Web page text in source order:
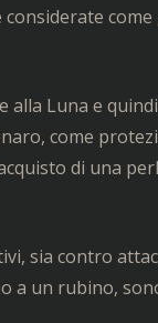
alla Luna e
come
di una
sia contro
a un rubino,